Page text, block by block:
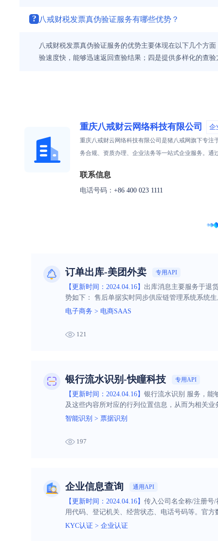
? 八戒财税发票真伪验证服务有哪些优势？
八戒财税发票真伪验证服务的优势主要体现在以下几个方
验速度快，能够迅速返回查验结果；四是提供多样化的查
重庆八戒财云网络科技有限公司 企
重庆八戒财云网络科技有限公司是猪八戒网旗下专
务合规、资质办理、企业法务等一站式企业服务。
联系信息
电话号码： +86 400 023 1111
订单出库-美团外卖 专用API
【更新时间：2024.04.16】 出库消息主要服务于退
势如下： 售后单据实时同步供应链管理系统系统
电子商务 > 电商SAAS
121
银行流水识别-快瞳科技 专用API
【更新时间：2024.04.16】 银行流水识别 服务，能
及这些内容所对应的行列位置信息，从而为相关
智能识别 > 票据识别
197
企业信息查询 通用API
【更新时间：2024.04.16】 传入公司名全称/注册号
用代码、登记机关、经营状态、电话号码等。官
KYC认证 > 企业认证